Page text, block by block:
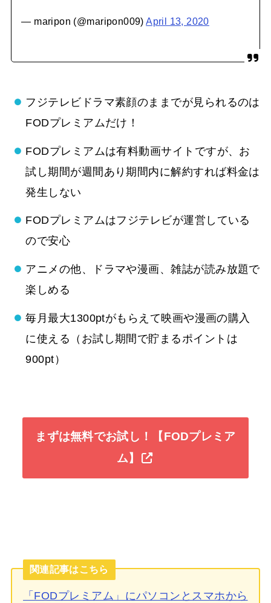
— maripon (@maripon009)April 13, 2020
フジテレビドラマ素顔のままでが見られるのは
FODプレミアムだけ！
FODプレミアムは有料動画サイトですが、お
試し期間が週間あり期間内に解約すれば料金は
発生しない
FODプレミアムはフジテレビが運営している
ので安心
アニメの他、ドラマや漫画、雑誌が読み放題で
楽しめる
毎月最大1300ptがもらえて映画や漫画の購入
に使える（お試し期間で貯まるポイントは
900pt）
まずは無料でお試し！【FODプレミア
ム】
関連記事はこちら
「FODプレミアム」にパソコンとスマホから